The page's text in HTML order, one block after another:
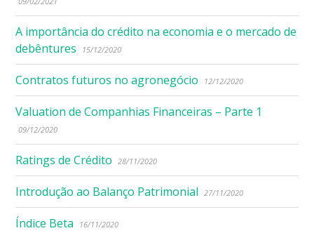
A importância do crédito na economia e o mercado de
debêntures
15/12/2020
Contratos futuros no agronegócio 12/12/2020
Valuation de Companhias Financeiras – Parte 1
09/12/2020
Ratings de Crédito 28/11/2020
Introdução ao Balanço Patrimonial 27/11/2020
Índice Beta 16/11/2020